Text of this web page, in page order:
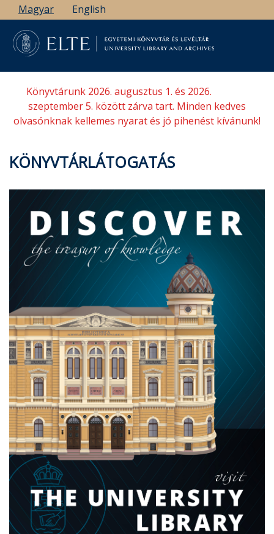
Ugrás
a
tartalomra
Magyar English
Könyvtárunk 2026. augusztus 1. és 2026.
szeptember 5. között zárva tart. Minden kedves
olvasónknak kellemes nyarat és jó pihenést kívánunk!
KÖNYVTÁRLÁTOGATÁS